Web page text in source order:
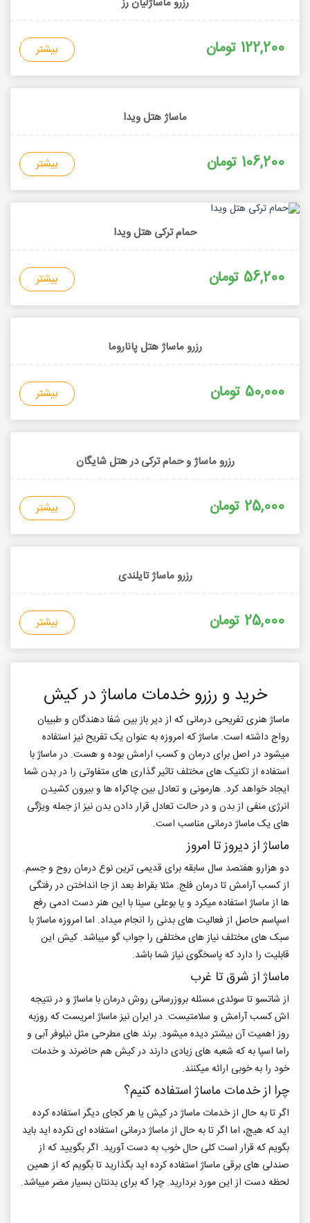
122,200 تومان بیشتر
ماساژ هتل ویدا
106,200 تومان بیشتر
حمام ترکی هتل ویدا
56,200 تومان بیشتر
رزرو ماساژ هتل پاناروما
50,000 تومان بیشتر
رزرو ماساژ و حمام ترکی در هتل شایگان
25,000 تومان بیشتر
رزرو ماساژ تایلندی
25,000 تومان بیشتر
خرید و رزرو خدمات ماساژ در کیش
ماساژ هنری تفریحی درمانی که از دیر باز بین شفا دهندگان و طبیبان
رواج داشته است. ماساژ که امروزه به عنوان یک تفریح نیز استفاده
میشود در اصل برای درمان و کسب ارامش بوده و هست. در ماساژ با
استفاده از تکنیک های مختلف تاثیر گذاری های متفاوتی را در بدن شما
ایجاد خواهد کرد. هارمونی و تعادل بین چاکراه ها و بیرون کشیدن
انرژی منفی از بدن و در حالت تعادل قرار دادن بدن نیز از جمله ویژگی
های یک ماساژ درمانی مناسب است.
ماساژ از دیروز تا امروز
دو هزارو هفتصد سال سابقه برای قدیمی ترین نوع درمان روح و جسم.
از کسب آرامش تا درمان فلج. مثلا بقراط بعد از جا انداختن در رفتگی
ها از ماساژ استفاده میکرد و یا بوعلی سینا با این هنر دست ادمی رفع
اسپاسم حاصل از فعالیت های بدنی را انجام میداد. اما امروزه ماساژ با
سبک های مختلف نیاز های مختلفی را جواب گو میباشد. کیش این
قابلیت را دارد که پاسخگوی نیاز شما باشد.
ماساژ از شرق تا غرب
از شاتسو تا سوئدی مسئله بروزرسانی روش درمان با ماساژ و در نتیجه
اش کسب آرامش و سلامتیست. در ایران نیز ماساژ امریست که روزبه
روز اهمیت آن بیشتر دیده میشود. برند های مطرحی مثل نیلوفر آبی و
راما اسپا به که شعبه های زیادی دارند در کیش هم حاضرند و خدمات
خود را به خوبی ارائه میکنند.
چرا از خدمات ماساژ استفاده کنیم؟
اگر تا به حال از خدمات ماساژ در کیش یا هر کجای دیگر استفاده کرده
اید که هیچ، اما اگر تا به حال از ماساژ درمانی استفاده ای نکرده اید باید
بگویم که قرار است کلی حال خوب به دست آورید. اگر بگویید که از
صندلی های برقی ماساژ استفاده کرده اید بگذارید تا بگویم که از همین
لحظه دست از این مورد بردارید. چرا که برای بدنتان بسیار مضر میباشد.